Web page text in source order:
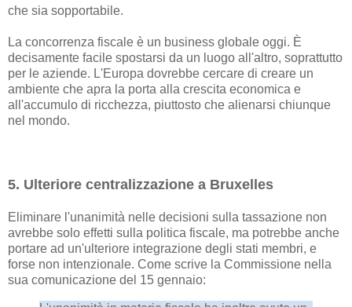
che sia sopportabile.
La concorrenza fiscale è un business globale oggi. È
decisamente facile spostarsi da un luogo all'altro, soprattutto
per le aziende. L'Europa dovrebbe cercare di creare un
ambiente che apra la porta alla crescita economica e
all'accumulo di ricchezza, piuttosto che alienarsi chiunque
nel mondo.
5. Ulteriore centralizzazione a Bruxelles
Eliminare l'unanimità nelle decisioni sulla tassazione non
avrebbe solo effetti sulla politica fiscale, ma potrebbe anche
portare ad un'ulteriore integrazione degli stati membri, e
forse non intenzionale. Come scrive la Commissione nella
sua comunicazione del 15 gennaio: